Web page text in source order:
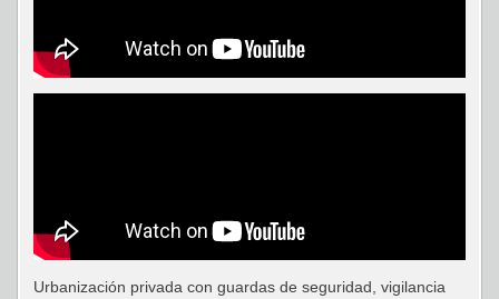
Urbanización privada con guardas de seguridad, vigilancia